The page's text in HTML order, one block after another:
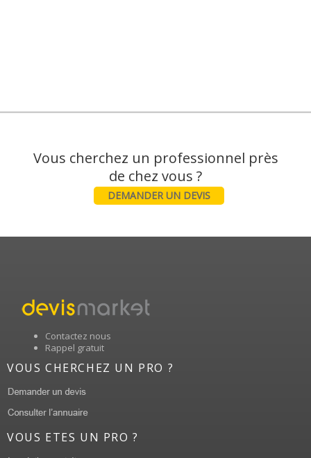
Vous cherchez un professionnel près
DEMANDER UN DEVIS
Contactez nous
Rappel gratuit
VOUS CHERCHEZ UN PRO ?
VOUS ETES UN PRO ?